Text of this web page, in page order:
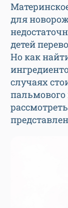
для
детей
Но как
случаях
пальмового